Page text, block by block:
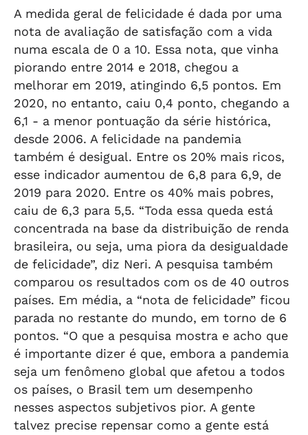
A medida geral de felicidade é dada por uma
nota de avaliação de satisfação com a vida
numa escala de 0 a 10. Essa nota, que vinha
piorando entre 2014 e 2018, chegou a
melhorar em 2019, atingindo 6,5 pontos. Em
2020, no entanto, caiu 0,4 ponto, chegando a
6,1 - a menor pontuação da série histórica,
desde 2006. A felicidade na pandemia
também é desigual. Entre os 20% mais ricos,
esse indicador aumentou de 6,8 para 6,9, de
2019 para 2020. Entre os 40% mais pobres,
caiu de 6,3 para 5,5. “Toda essa queda está
concentrada na base da distribuição de renda
brasileira, ou seja, uma piora da desigualdade
de felicidade”, diz Neri. A pesquisa também
comparou os resultados com os de 40 outros
países. Em média, a “nota de felicidade” ficou
parada no restante do mundo, em torno de 6
pontos. “O que a pesquisa mostra e acho que
é importante dizer é que, embora a pandemia
seja um fenômeno global que afetou a todos
os países, o Brasil tem um desempenho
nesses aspectos subjetivos pior. A gente
talvez precise repensar como a gente está